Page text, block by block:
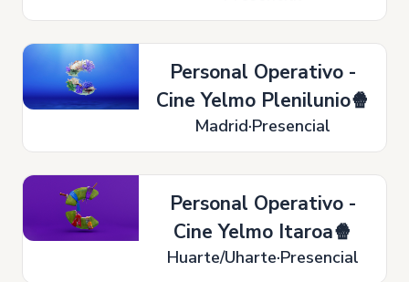
Personal Operativo -
Cine Yelmo Plenilunio🍿
Madrid Presencial
Personal Operativo -
Cine Yelmo Itaroa🍿
Huarte/Uharte Presencial